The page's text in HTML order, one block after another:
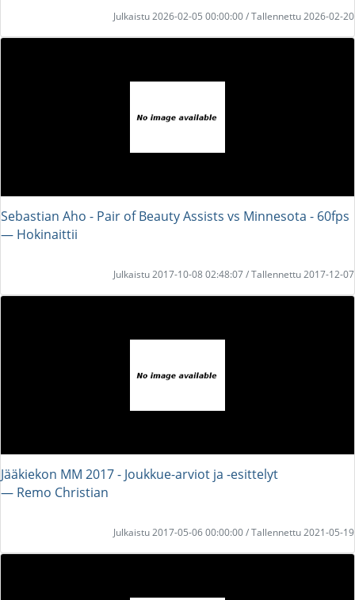
Julkaistu 2026-02-05 00:00:00 / Tallennettu 2026-02-20
Sebastian Aho - Pair of Beauty Assists vs Minnesota - 60fps
― Hokinaittii
Julkaistu 2017-10-08 02:48:07 / Tallennettu 2017-12-07
Jääkiekon MM 2017 - Joukkue-arviot ja -esittelyt
― Remo Christian
Julkaistu 2017-05-06 00:00:00 / Tallennettu 2021-05-19